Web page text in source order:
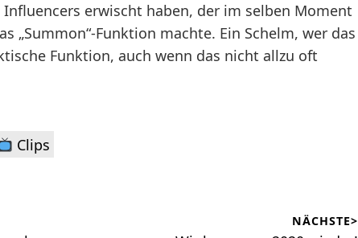
Influencers erwischt haben, der im selben Moment
„Summon“-Funktion machte. Ein Schelm, wer das
Funktion, auch wenn das nicht allzu oft
Clips
NÄCHSTE>